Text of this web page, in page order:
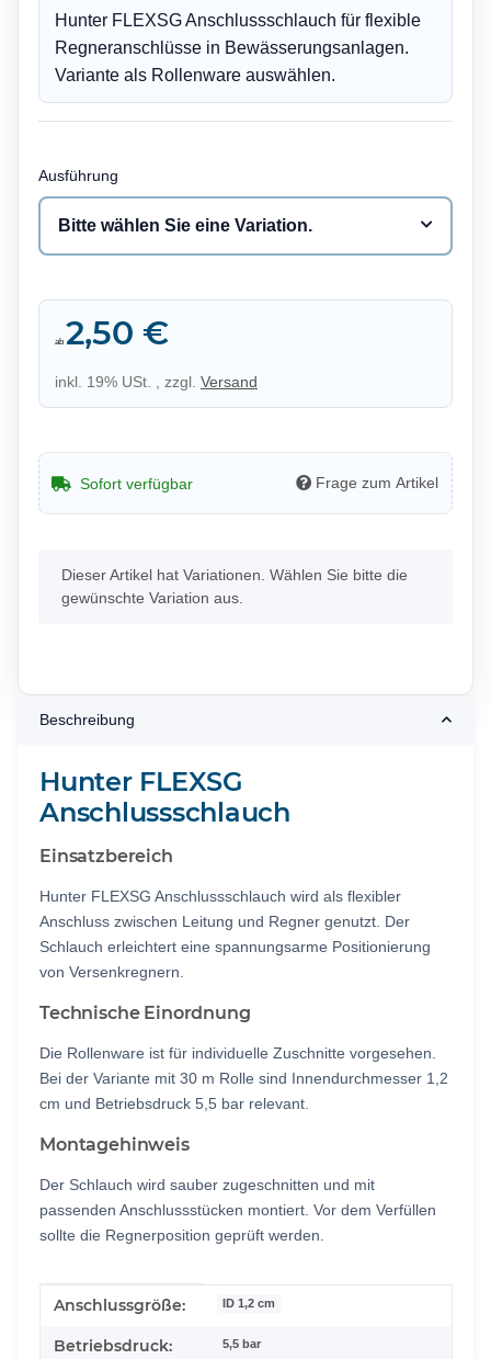
Hunter FLEXSG Anschlussschlauch für flexible
Regneranschlüsse in Bewässerungsanlagen.
Variante als Rollenware auswählen.
Ausführung
Bitte wählen Sie eine Variation.
ab 2,50 €
inkl. 19% USt. , zzgl. Versand
Sofort verfügbar Frage zum Artikel
x
Dieser Artikel hat Variationen. Wählen Sie bitte die
gewünschte Variation aus.
Beschreibung
Hunter FLEXSG
Anschlussschlauch
Einsatzbereich
Hunter FLEXSG Anschlussschlauch wird als flexibler
Anschluss zwischen Leitung und Regner genutzt. Der
Schlauch erleichtert eine spannungsarme Positionierung
von Versenkregnern.
Technische Einordnung
Die Rollenware ist für individuelle Zuschnitte vorgesehen.
Bei der Variante mit 30 m Rolle sind Innendurchmesser 1,2
cm und Betriebsdruck 5,5 bar relevant.
Montagehinweis
Der Schlauch wird sauber zugeschnitten und mit
passenden Anschlussstücken montiert. Vor dem Verfüllen
sollte die Regnerposition geprüft werden.
Produkteigenschaft
Wert
Anschlussgröße: ID 1,2 cm
Betriebsdruck: 5,5 bar